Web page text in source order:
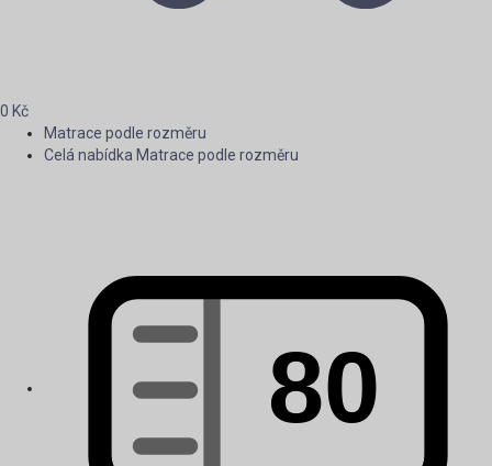
0 Kč
Matrace podle rozměru
Celá nabídka Matrace podle rozměru